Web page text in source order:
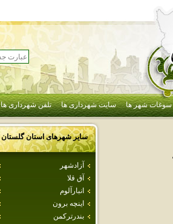
سوغات شهر ها سایت شهرداری ها تلفن شهرداری ها
سایر شهرهای استانگلستان
آزادشهر
آق قلا
انبارآلوم
اينچه برون
بندرتركمن